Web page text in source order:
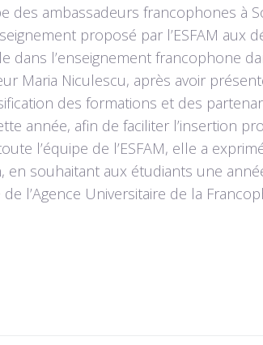
des ambassadeurs francophones à
proposé par l’ESFAM
dans l’enseignement francophone
Maria Niculescu, après avoir
des formations et des
année, afin de faciliter l’insertion
l’équipe de l’ESFAM, elle a
en souhaitant aux étudiants une
l’Agence Universitaire de la